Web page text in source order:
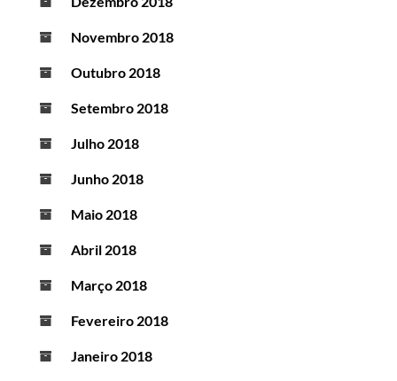
Novembro 2018
Outubro 2018
Setembro 2018
Julho 2018
Junho 2018
Maio 2018
Abril 2018
Março 2018
Fevereiro 2018
Janeiro 2018